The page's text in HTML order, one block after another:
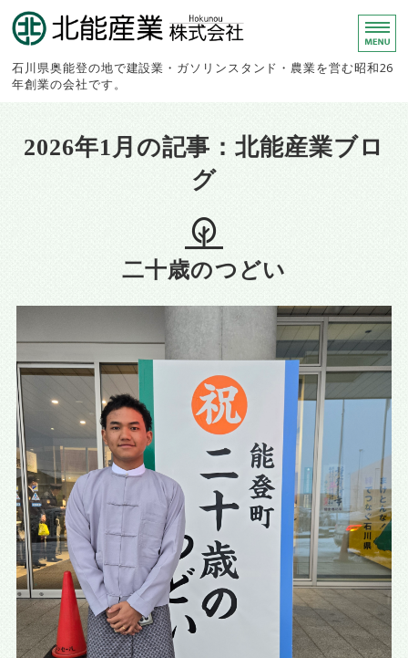
北能産業
石川県奥能登の地で建設業・ガソリンスタンド・農業を営む昭和26
年創業の会社です。
建設事業部
2026年1月の記事：北能産業ブロ
グ
二十歳のつどい